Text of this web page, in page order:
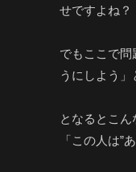
せですよね
でもここで
うにしよう」
となるとこん
「この人は”